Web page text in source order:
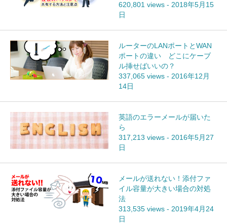
620,801 views - 2018年5月15
日
ルーターのLANポートとWAN
ポートの違い どこにケーブ
ル挿せばいいの？
337,065 views - 2016年12月
14日
英語のエラーメールが届いた
ら
317,213 views - 2016年5月27
日
メールが送れない！添付ファ
イル容量が大きい場合の対処
法
313,535 views - 2019年4月24
日